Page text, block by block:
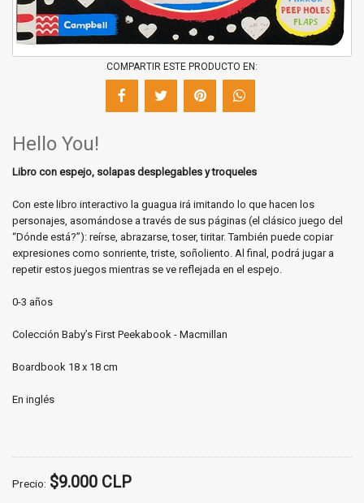
COMPARTIR ESTE PRODUCTO EN:
Hello You!
Libro con espejo, solapas desplegables y troqueles
Con este libro interactivo la guagua irá imitando lo que hacen los
personajes, asomándose a través de sus páginas (el clásico juego del
“Dónde está?”): reírse, abrazarse, toser, tiritar. También puede copiar
expresiones como sonriente, triste, soñoliento. Al final, podrá jugar a
repetir estos juegos mientras se ve reflejada en el espejo.
0-3 años
Colección Baby’s First Peekabook - Macmillan
Boardbook 18 x 18 cm
En inglés
Precio: $9.000 CLP